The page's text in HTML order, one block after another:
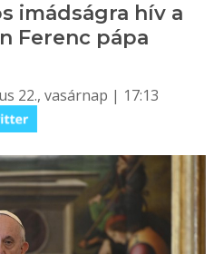
imádságra hív a
Ferenc pápa
22., vasárnap | 17:13